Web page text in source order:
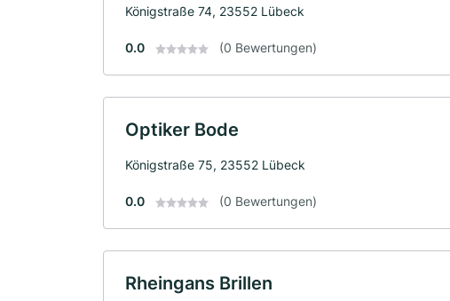
Königstraße 74, 23552 Lübeck
0.0 (0 Bewertungen)
Optiker Bode
Königstraße 75, 23552 Lübeck
0.0 (0 Bewertungen)
Rheingans Brillen